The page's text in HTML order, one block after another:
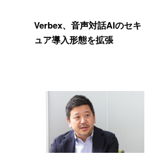
Verbex、音声対話AIのセキ
ュア導入形態を拡張